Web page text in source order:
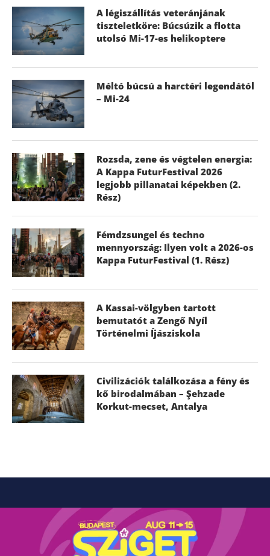
A légiszállítás veteránjának
tiszteletköre: Búcsúzik a flotta
utolsó Mi-17-es helikoptere
Méltó búcsú a harctéri legendától
– Mi-24
Rozsda, zene és végtelen energia:
A Kappa FuturFestival 2026
legjobb pillanatai képekben (2.
Rész)
Fémdzsungel és techno
mennyország: Ilyen volt a 2026-os
Kappa FuturFestival (1. Rész)
A Kassai-völgyben tartott
bemutatót a Zengő Nyíl
Történelmi Íjásziskola
Civilizációk találkozása a fény és
kő birodalmában – Şehzade
Korkut-mecset, Antalya